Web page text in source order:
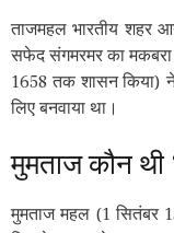
ताजमहल भारतीय शहर
सफेद संगमरमर का
1658 तक शासन किया)
लिए बनवाया था।
मुमताज कौन थी
मुमताज महल (1 सितंबर